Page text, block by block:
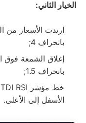
الخيار الثاني:
ارتدت الأسعار من
بانحراف 4;
إغلاق الشمعة فوق
بانحراف 1.5;
الأسفل إلى الأعلى.